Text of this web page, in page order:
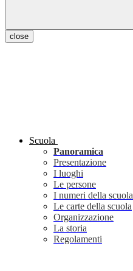
close
Scuola
Panoramica
Presentazione
I luoghi
Le persone
I numeri della scuola
Le carte della scuola
Organizzazione
La storia
Regolamenti